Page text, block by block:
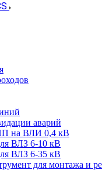
аварий
на ВЛИ 0,4 кВ
ВЛЗ 6-10 кВ
ВЛЗ 6-35 кВ
для монтажа и